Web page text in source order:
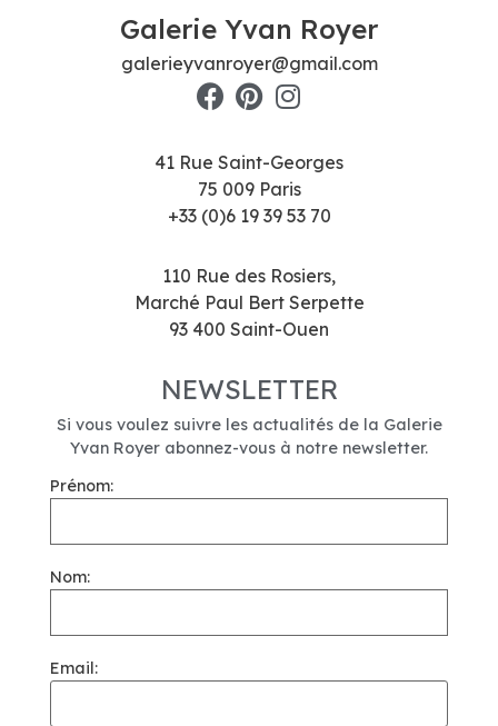
Galerie Yvan Royer
galerieyvanroyer@gmail.com
41 Rue Saint-Georges
75 009 Paris
+33 (0)6 19 39 53 70
110 Rue des Rosiers,
Marché Paul Bert Serpette
93 400 Saint-Ouen
NEWSLETTER
Si vous voulez suivre les actualités de la Galerie
Yvan Royer abonnez-vous à notre newsletter.
Prénom:
Nom:
Email: